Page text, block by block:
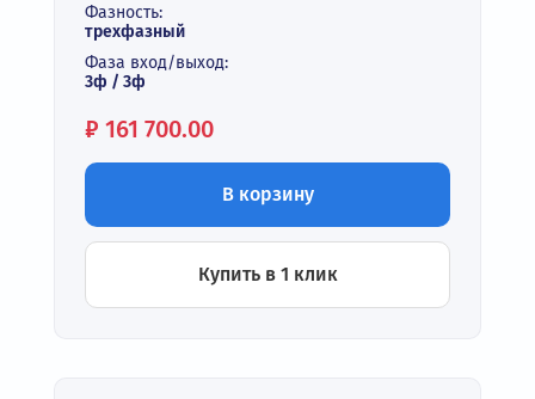
Фазность:
трехфазный
Фаза вход/выход:
3ф / 3ф
Цена:
₽ 161 700.00
В корзину
Купить в 1 клик